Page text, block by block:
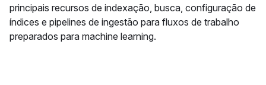
principais recursos de indexação, busca, configuração de
índices e pipelines de ingestão para fluxos de trabalho
preparados para machine learning.